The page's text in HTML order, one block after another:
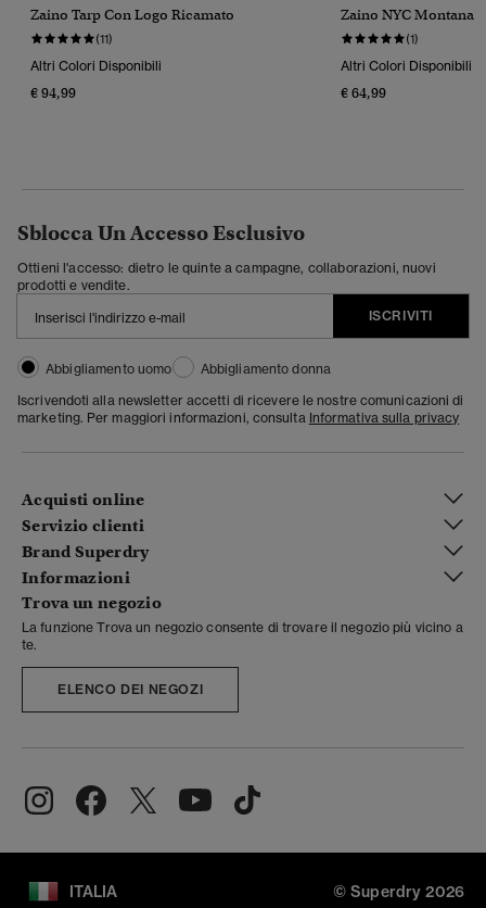
Zaino Tarp Con Logo Ricamato
(11)
Altri Colori Disponibili
€ 94,99
Zaino NYC Montana
(1)
Altri Colori Disponibili
€ 64,99
Sblocca Un Accesso Esclusivo
Ottieni l'accesso: dietro le quinte a campagne, collaborazioni, nuovi
prodotti e vendite.
ISCRIVITI
Abbigliamento uomo
Abbigliamento donna
Iscrivendoti alla newsletter accetti di ricevere le nostre comunicazioni di
marketing. Per maggiori informazioni, consulta Informativa sulla privacy
Acquisti online
Servizio clienti
Brand Superdry
Informazioni
Trova un negozio
La funzione Trova un negozio consente di trovare il negozio più vicino a
te.
ELENCO DEI NEGOZI
ITALIA © Superdry 2026